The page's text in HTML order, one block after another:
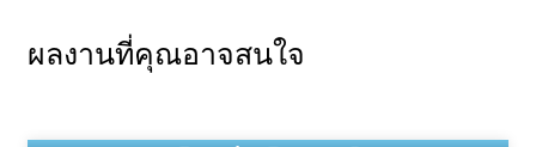
ผลงานที่คุณอาจสนใจ